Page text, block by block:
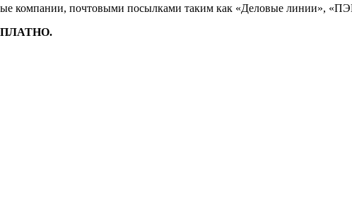
компании, почтовыми посылками таким как «Деловые линии»,